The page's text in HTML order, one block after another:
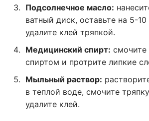
Подсолнечное масло:
ватный диск, оставьте на 5-
удалите клей тряпкой.
Медицинский спирт: смочите
спиртом и протрите липкие
Мыльный раствор:
в теплой воде, смочите
удалите клей.